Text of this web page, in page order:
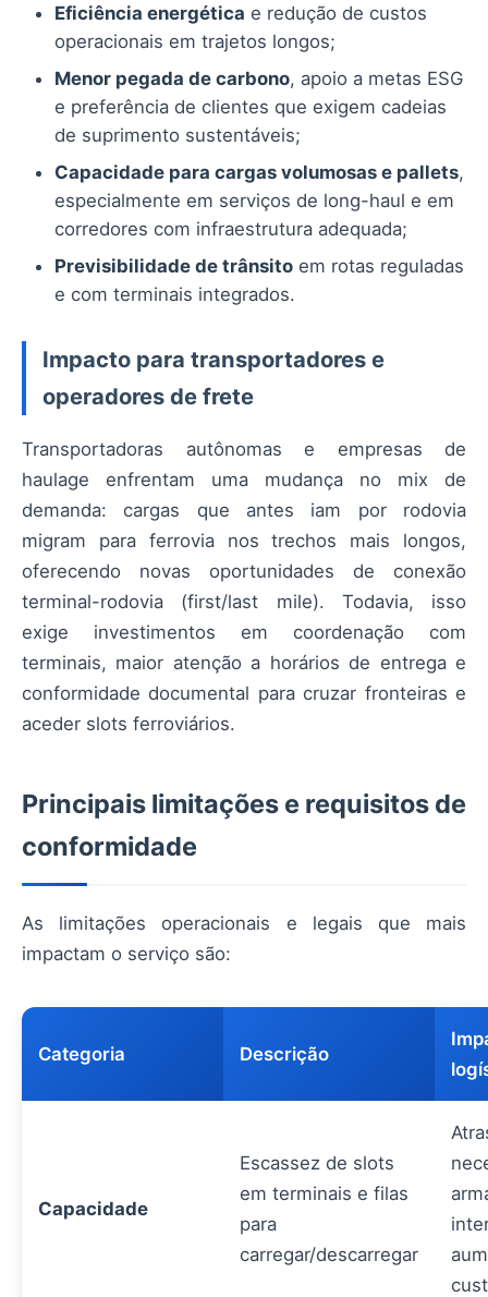
Eficiência energética e redução de custos
operacionais em trajetos longos;
Menor pegada de carbono, apoio a metas ESG
e preferência de clientes que exigem cadeias
de suprimento sustentáveis;
Capacidade para cargas volumosas e pallets,
especialmente em serviços de long-haul e em
corredores com infraestrutura adequada;
Previsibilidade de trânsito em rotas reguladas
e com terminais integrados.
Impacto para transportadores e
operadores de frete
Transportadoras autônomas e empresas de
haulage enfrentam uma mudança no mix de
demanda: cargas que antes iam por rodovia
migram para ferrovia nos trechos mais longos,
oferecendo novas oportunidades de conexão
terminal-rodovia (first/last mile). Todavia, isso
exige investimentos em coordenação com
terminais, maior atenção a horários de entrega e
conformidade documental para cruzar fronteiras e
aceder slots ferroviários.
Principais limitações e requisitos de
conformidade
As limitações operacionais e legais que mais
impactam o serviço são:
Categoria Descrição
Capacidade
Escassez de slots
em terminais e filas
para
carregar/descarregar